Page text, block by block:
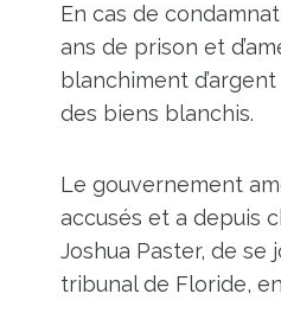
En cas de
ans de prison et
blanchiment
des biens blanchis.
Le gouvernement
accusés et a depuis
Joshua Paster, de se
tribunal de Floride,